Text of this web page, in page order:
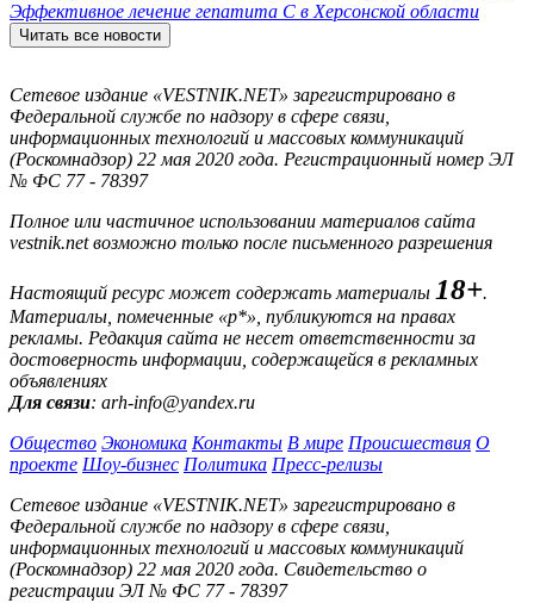
Эффективное лечение гепатита C в Херсонской области
Читать все новости
Сетевое издание «VESTNIK.NET» зарегистрировано в
Федеральной службе по надзору в сфере связи,
информационных технологий и массовых коммуникаций
(Роскомнадзор) 22 мая 2020 года. Регистрационный номер ЭЛ
№ ФС 77 - 78397
Полное или частичное использовании материалов сайта
vestnik.net возможно только после письменного разрешения
Настоящий ресурс может содержать материалы 18+.
Материалы, помеченные «р*», публикуются на правах
рекламы. Редакция сайта не несет ответственности за
достоверность информации, содержащейся в рекламных
объявлениях
Для связи: arh-info@yandex.ru
Общество Экономика Контакты В мире Происшествия О
проекте Шоу-бизнес Политика Пресс-релизы
Сетевое издание «VESTNIK.NET» зарегистрировано в
Федеральной службе по надзору в сфере связи,
информационных технологий и массовых коммуникаций
(Роскомнадзор) 22 мая 2020 года. Свидетельство о
регистрации ЭЛ № ФС 77 - 78397